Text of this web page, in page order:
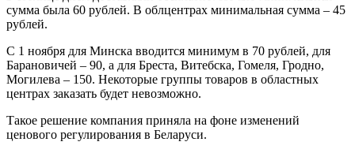
сумма была 60 рублей. В облцентрах минимальная сумма – 45
рублей.
С 1 ноября для Минска вводится минимум в 70 рублей, для
Барановичей – 90, а для Бреста, Витебска, Гомеля, Гродно,
Могилева – 150. Некоторые группы товаров в областных
центрах заказать будет невозможно.
Такое решение компания приняла на фоне изменений
ценового регулирования в Беларуси.